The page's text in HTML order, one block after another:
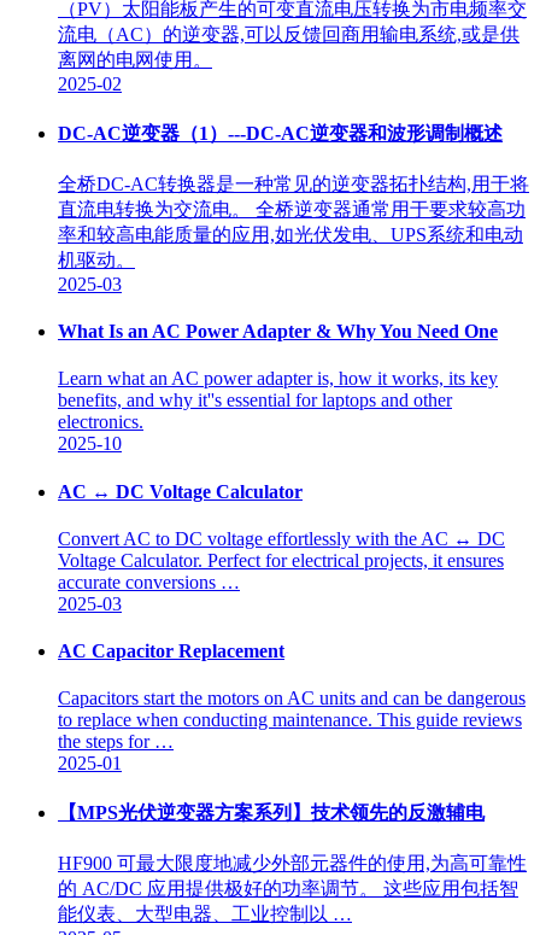
（PV）太阳能板产生的可变直流电压转换为市电频率交
流电（AC）的逆变器,可以反馈回商用输电系统,或是供
离网的电网使用。
2025-02
DC-AC逆变器（1）---DC-AC逆变器和波形调制概述
全桥DC-AC转换器是一种常见的逆变器拓扑结构,用于将
直流电转换为交流电。 全桥逆变器通常用于要求较高功
率和较高电能质量的应用,如光伏发电、UPS系统和电动
机驱动。
2025-03
What Is an AC Power Adapter & Why You Need One
Learn what an AC power adapter is, how it works, its key
benefits, and why it''s essential for laptops and other
electronics.
2025-10
AC ↔ DC Voltage Calculator
Convert AC to DC voltage effortlessly with the AC ↔ DC
Voltage Calculator. Perfect for electrical projects, it ensures
accurate conversions …
2025-03
AC Capacitor Replacement
Capacitors start the motors on AC units and can be dangerous
to replace when conducting maintenance. This guide reviews
the steps for …
2025-01
【MPS光伏逆变器方案系列】技术领先的反激辅电
HF900 可最大限度地减少外部元器件的使用,为高可靠性
的 AC/DC 应用提供极好的功率调节。 这些应用包括智
能仪表、大型电器、工业控制以 …